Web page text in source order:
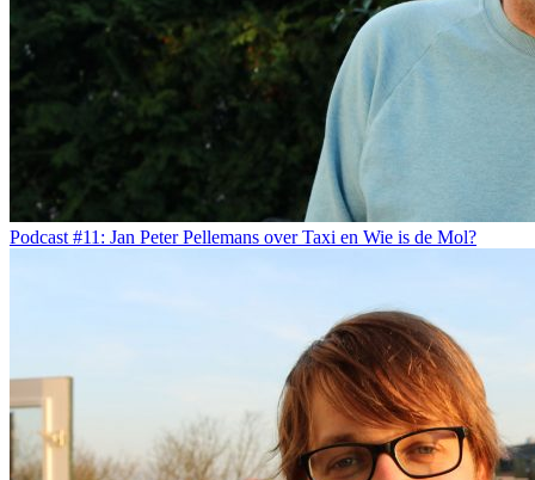
Podcast #11: Jan Peter Pellemans over Taxi en Wie is de Mol?